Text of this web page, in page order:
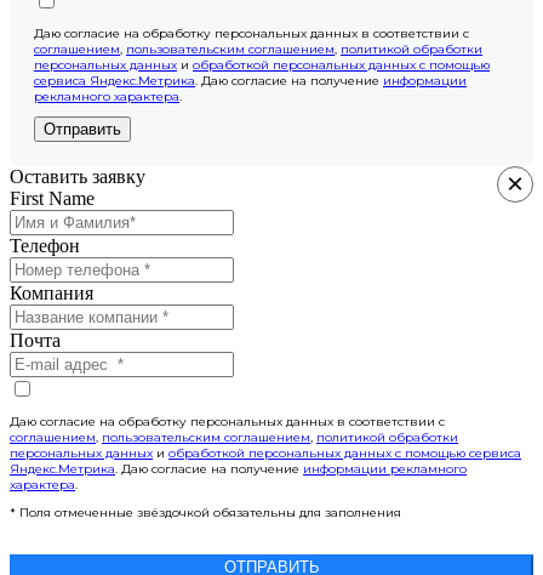
Даю согласие на обработку персональных данных в соответствии с
соглашением, пользовательским соглашением, политикой обработки
персональных данных и обработкой персональных данных с помощью
сервиса Яндекс.Метрика. Даю согласие на получение информации
рекламного характера.
Отправить
×
Оставить заявку
First Name
Телефон
Компания
Почта
Даю согласие на обработку персональных данных в соответствии с
соглашением, пользовательским соглашением, политикой обработки
персональных данных и обработкой персональных данных с помощью сервиса
Яндекс.Метрика. Даю согласие на получение информации рекламного
характера.
* Поля отмеченные звёздочкой обязательны для заполнения
ОТПРАВИТЬ